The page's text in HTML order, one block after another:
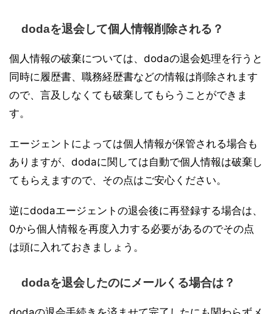
dodaを退会して個人情報削除される？
個人情報の破棄については、dodaの退会処理を行うと
同時に履歴書、職務経歴書などの情報は削除されます
ので、言及しなくても破棄してもらうことができま
す。
エージェントによっては個人情報が保管される場合も
ありますが、dodaに関しては自動で個人情報は破棄し
てもらえますので、その点はご安心ください。
逆にdodaエージェントの退会後に再登録する場合は、
0から個人情報を再度入力する必要があるのでその点
は頭に入れておきましょう。
dodaを退会したのにメールくる場合は？